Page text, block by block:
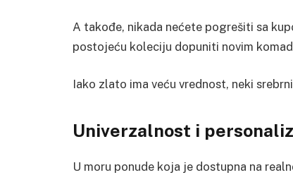
A takođe, nikada nećete pogrešiti sa
postojeću koleciju dopuniti novim
Iako zlato ima veću vrednost, neki
Univerzalnost i
U moru ponude koja je dostupna na